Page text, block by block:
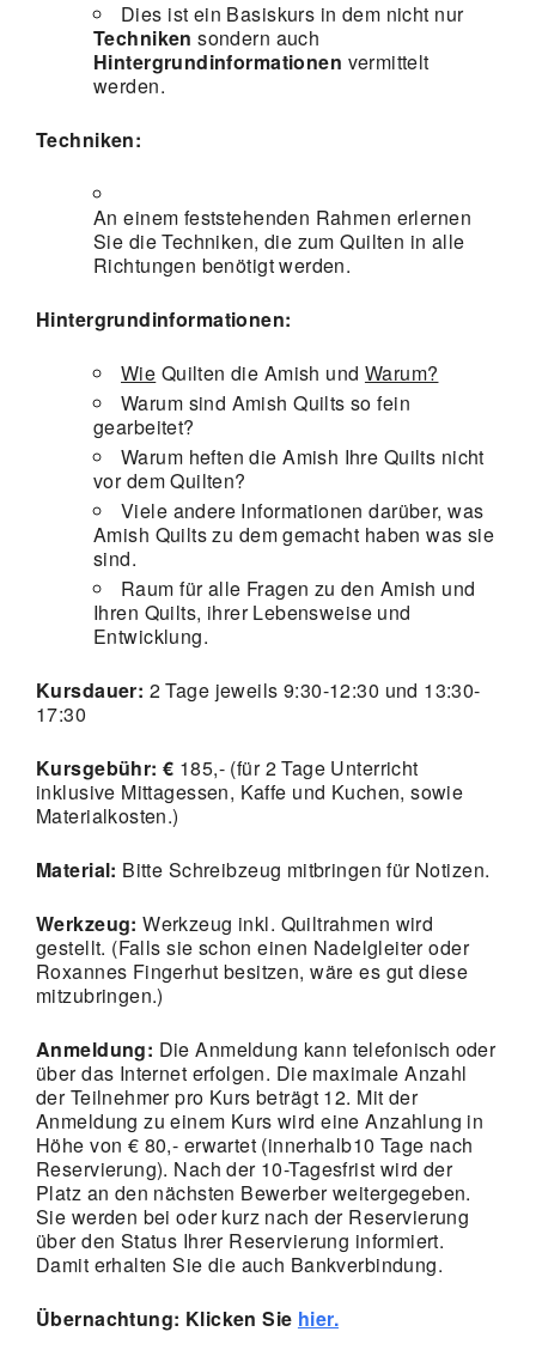
Dies ist ein Basiskurs in dem nicht nur
Techniken sondern auch
Hintergrundinformationen vermittelt
werden.
Techniken:
An einem feststehenden Rahmen erlernen
Sie die Techniken, die zum Quilten in alle
Richtungen benötigt werden.
Hintergrundinformationen:
Wie Quilten die Amish und Warum?
Warum sind Amish Quilts so fein
gearbeitet?
Warum heften die Amish Ihre Quilts nicht
vor dem Quilten?
Viele andere Informationen darüber, was
Amish Quilts zu dem gemacht haben was sie
sind.
Raum für alle Fragen zu den Amish und
Ihren Quilts, ihrer Lebensweise und
Entwicklung.
Kursdauer: 2 Tage jeweils 9:30-12:30 und 13:30-
17:30
Kursgebühr: € 185,- (für 2 Tage Unterricht
inklusive Mittagessen, Kaffe und Kuchen, sowie
Materialkosten.)
Material: Bitte Schreibzeug mitbringen für Notizen.
Werkzeug: Werkzeug inkl. Quiltrahmen wird
gestellt. (Falls sie schon einen Nadelgleiter oder
Roxannes Fingerhut besitzen, wäre es gut diese
mitzubringen.)
Anmeldung: Die Anmeldung kann telefonisch oder
über das Internet erfolgen. Die maximale Anzahl
der Teilnehmer pro Kurs beträgt 12. Mit der
Anmeldung zu einem Kurs wird eine Anzahlung in
Höhe von € 80,- erwartet (innerhalb10 Tage nach
Reservierung). Nach der 10-Tagesfrist wird der
Platz an den nächsten Bewerber weitergegeben.
Sie werden bei oder kurz nach der Reservierung
über den Status Ihrer Reservierung informiert.
Damit erhalten Sie die auch Bankverbindung.
Übernachtung: Klicken Sie hier.